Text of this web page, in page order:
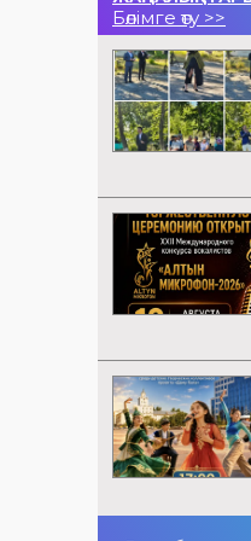
Бөлімге өту >>